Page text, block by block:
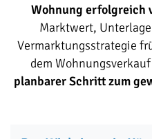
Wohnung erfolgreich
Marktwert,
Vermarktungsstrategie
dem
planbarer Schritt zum